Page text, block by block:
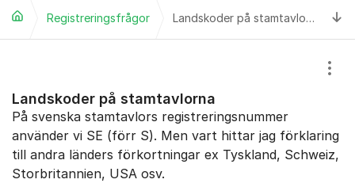
Registreringsfrågor Landskoder på stamtavlorna
Landskoder på stamtavlorna
På svenska stamtavlors registreringsnummer
använder vi SE (förr S). Men vart hittar jag förklaring
till andra länders förkortningar ex Tyskland, Schweiz,
Storbritannien, USA osv.